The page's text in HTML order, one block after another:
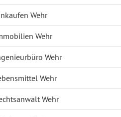
Wehr
Wehr
Wehr
Wehr
Wehr